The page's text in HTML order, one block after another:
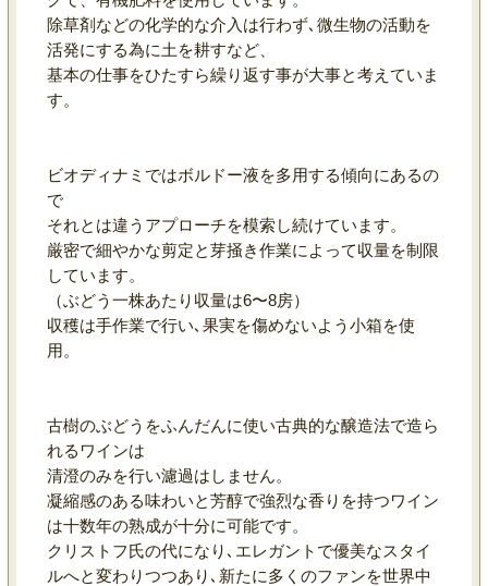
除草剤などの化学的な介入は行わず､微生物の活動を
活発にする為に土を耕すなど、
基本の仕事をひたすら繰り返す事が大事と考えていま
す。
ビオディナミではボルドー液を多用する傾向にあるの
で
それとは違うアプローチを模索し続けています。
厳密で細やかな剪定と芽掻き作業によって収量を制限
しています。
（ぶどう一株あたり収量は6〜8房）
収穫は手作業で行い､果実を傷めないよう小箱を使
用。
古樹のぶどうをふんだんに使い古典的な醸造法で造ら
れるワインは
清澄のみを行い濾過はしません。
凝縮感のある味わいと芳醇で強烈な香りを持つワイン
は十数年の熟成が十分に可能です。
クリストフ氏の代になり､エレガントで優美なスタイ
ルへと変わりつつあり､新たに多くのファンを世界中